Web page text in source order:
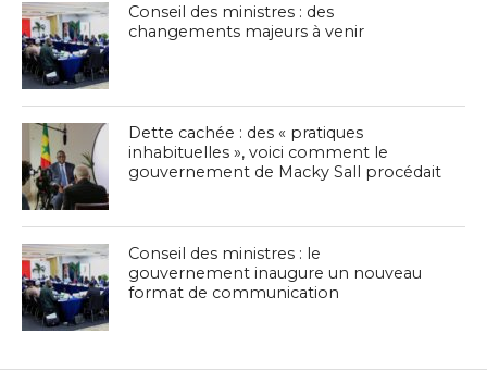
Conseil des ministres : des
changements majeurs à venir
Dette cachée : des « pratiques
inhabituelles », voici comment le
gouvernement de Macky Sall procédait
Conseil des ministres : le
gouvernement inaugure un nouveau
format de communication